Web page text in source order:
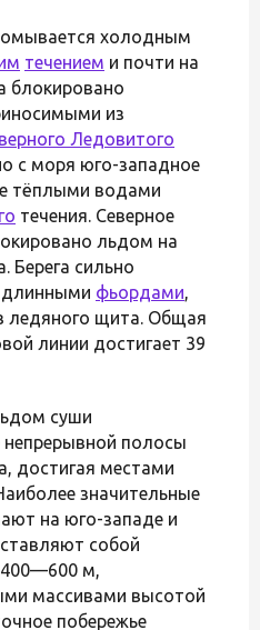
омывается холодным
течением и почти на
блокировано
из
Ледовитого
с моря юго-западное
тёплыми водами
течения. Северное
льдом на
Берега сильно
длинными фьордами,
щита. Общая
линии достигает 39
суши
непрерывной полосы
достигая местами
значительные
на юго-западе и
собой
м,
массивами высотой
побережье